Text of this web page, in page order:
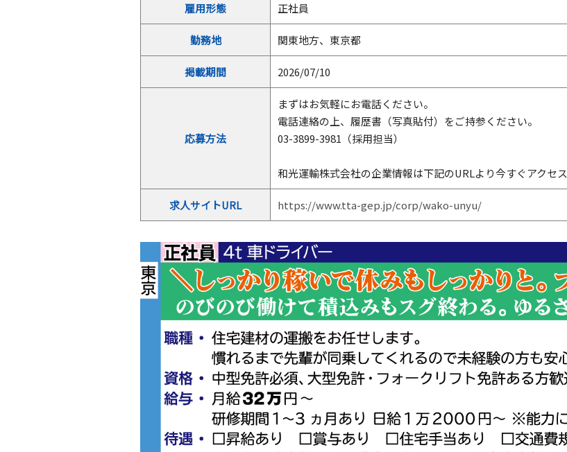
雇用形態 正社員
勤務地 関東地方、東京都
掲載期間 2026/07/10
応募方法
まずはお気軽にお電話ください。
電話連絡の上、履歴書（写真貼付）をご持参ください。
03-3899-3981（採用担当）
和光運輸株式会社の企業情報は下記のURLより今すぐアクセス
求人サイトURL https://www.tta-gep.jp/corp/wako-unyu/